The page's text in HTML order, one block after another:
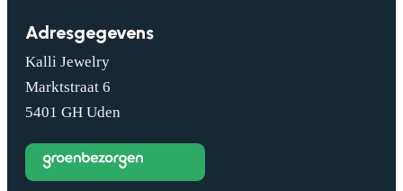
Adresgegevens
Kalli Jewelry
Marktstraat 6
5401 GH Uden